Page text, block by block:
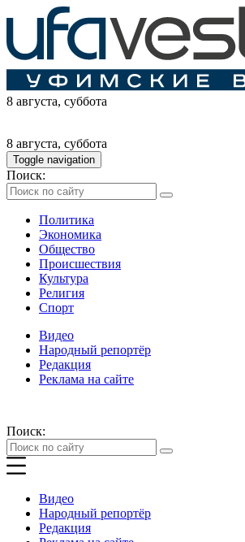
8 августа, суббота
8 августа, суббота
Toggle navigation
Поиск:
Политика
Экономика
Общество
Происшествия
Культура
Религия
Спорт
Видео
Народный репортёр
Редакция
Реклама на сайте
Поиск:
Видео
Народный репортёр
Редакция